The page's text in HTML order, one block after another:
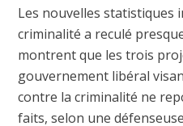
Les nouvelles statistiques
criminalité a reculé
montrent que les trois
gouvernement libéral
contre la criminalité ne
faits, selon une